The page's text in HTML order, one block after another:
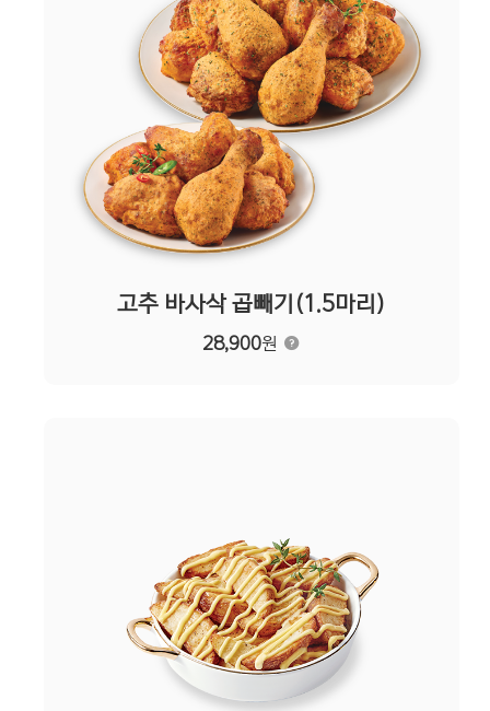
고추 바사삭 곱빼기(1.5마리)
28,900원